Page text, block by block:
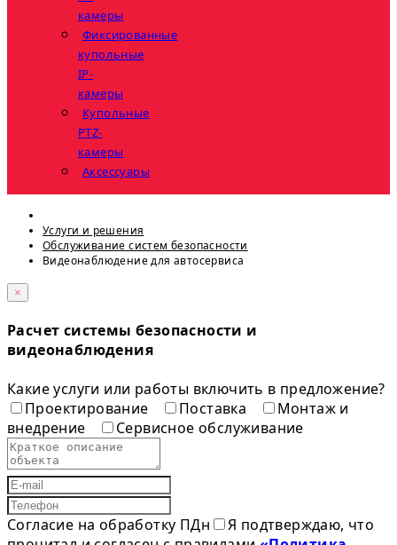
камеры
Фиксированные
купольные
IP-
камеры
Купольные
PTZ-
камеры
Аксессуары
Услуги и решения
Обслуживание систем безопасности
Видеонаблюдение для автосервиса
×
Расчет системы безопасности и
видеонаблюдения
Какие услуги или работы включить в предложение?
Проектирование
Поставка
Монтаж и
внедрение
Сервисное обслуживание
Согласие на обработку ПДн
Я подтверждаю, что